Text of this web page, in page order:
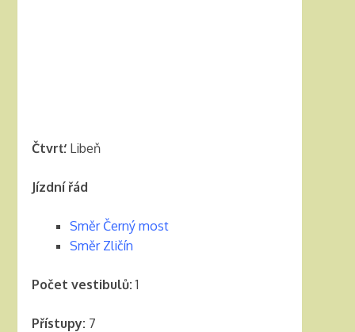
Čtvrť: Libeň
Jízdní řád
Směr Černý most
Směr Zličín
Počet vestibulů:1
Přístupy: 7